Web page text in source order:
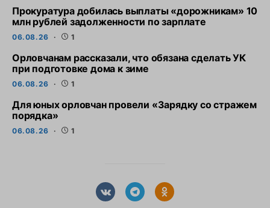
Прокуратура добилась выплаты «дорожникам» 10
млн рублей задолженности по зарплате
06.08.26 1
Орловчанам рассказали, что обязана сделать УК
при подготовке дома к зиме
06.08.26 1
Для юных орловчан провели «Зарядку со стражем
порядка»
06.08.26 1